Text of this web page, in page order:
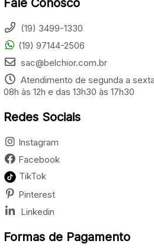
Fale Conosco
(19) 3499-1330
(19) 97144-2506
sac@belchior.com.br
Atendimento de segunda a
08h às 12h e das 13h30 às 17h30
Redes Sociais
Instagram
Facebook
TikTok
Pinterest
Linkedin
Formas de Pagamento